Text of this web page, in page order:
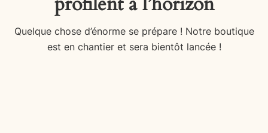
Quelque chose d’énorme se prépare ! Notre boutique
est en chantier et sera bientôt lancée !